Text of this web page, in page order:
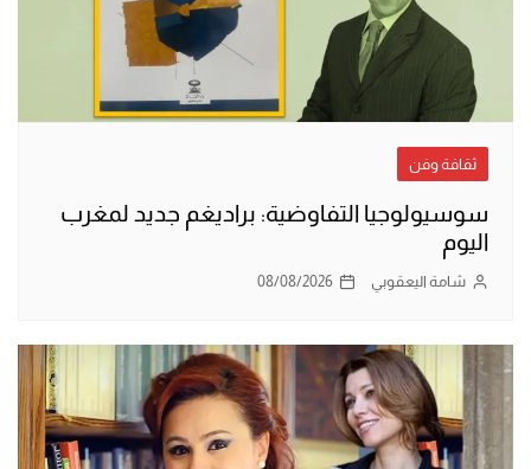
ثقافة وفن
سوسيولوجيا التفاوضية: براديغم جديد لمغرب
اليوم
شامة اليعقوبي 08/08/2026